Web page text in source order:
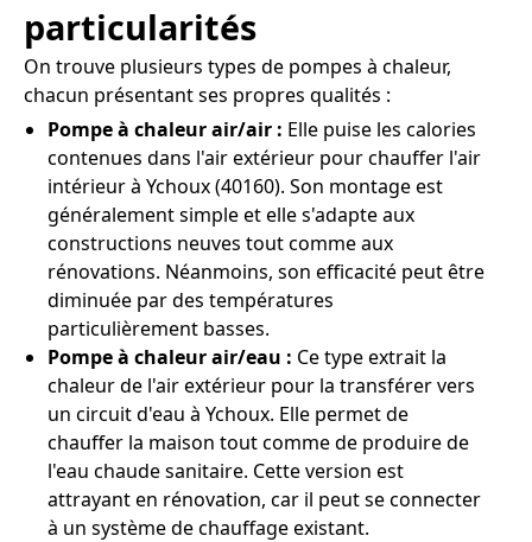
particularités
On trouve plusieurs types de pompes à chaleur,
chacun présentant ses propres qualités :
Pompe à chaleur air/air : Elle puise les calories
contenues dans l'air extérieur pour chauffer l'air
intérieur à Ychoux (40160). Son montage est
généralement simple et elle s'adapte aux
constructions neuves tout comme aux
rénovations. Néanmoins, son efficacité peut être
diminuée par des températures
particulièrement basses.
Pompe à chaleur air/eau : Ce type extrait la
chaleur de l'air extérieur pour la transférer vers
un circuit d'eau à Ychoux. Elle permet de
chauffer la maison tout comme de produire de
l'eau chaude sanitaire. Cette version est
attrayant en rénovation, car il peut se connecter
à un système de chauffage existant.